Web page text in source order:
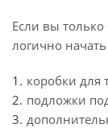
Если вы
логично начать
коробки для
подложки